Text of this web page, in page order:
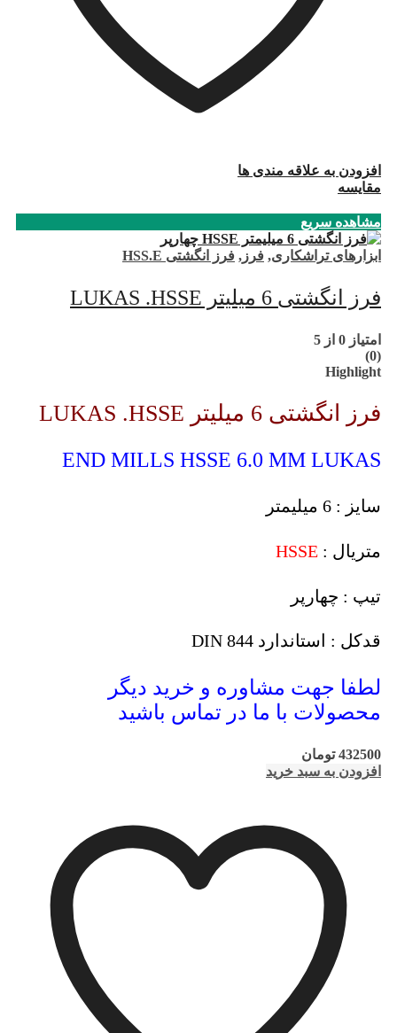
افزودن به علاقه مندی ها
مقایسه
مشاهده سریع
ابزارهای تراشکاری, فرز , فرز انگشتی HSS.E
فرز انگشتی 6 میلیتر LUKAS .HSSE
امتیاز 0 از 5
(0)
Highlight
فرز انگشتی 6 میلیتر LUKAS .HSSE
END MILLS HSSE 6.0 MM LUKAS
سایز : 6 میلیمتر
متریال : HSSE
تیپ : چهارپر
قدکل : استاندارد DIN 844
لطفا جهت مشاوره و خرید دیگر
محصولات با ما در تماس باشید
432500 تومان
افزودن به سبد خرید